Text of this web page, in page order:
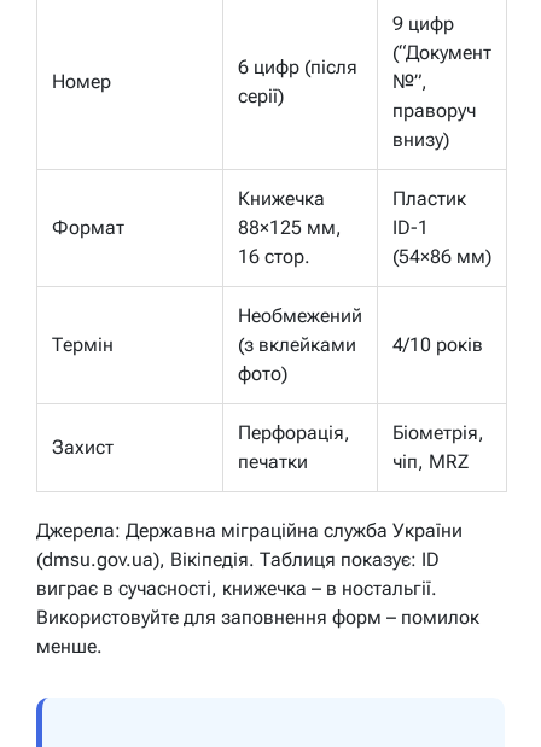
Номер
6 цифр (після
серії)
9 цифр
(“Документ
№”,
праворуч
внизу)
Формат
Книжечка
88×125 мм,
16 стор.
Пластик
ID-1
(54×86 мм)
Термін
Необмежений
(з вклейками
фото)
4/10 років
Захист
Перфорація,
печатки
Біометрія,
чіп, MRZ
Джерела: Державна міграційна служба України
(dmsu.gov.ua), Вікіпедія. Таблиця показує: ID
виграє в сучасності, книжечка – в ностальгії.
Використовуйте для заповнення форм – помилок
менше.